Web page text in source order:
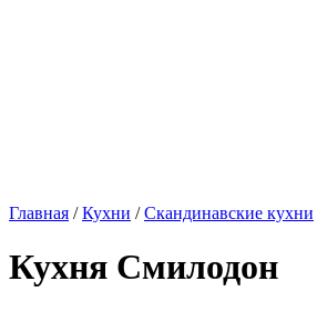
Главная /Кухни /Скандинавские кухни
Кухня Смилодон